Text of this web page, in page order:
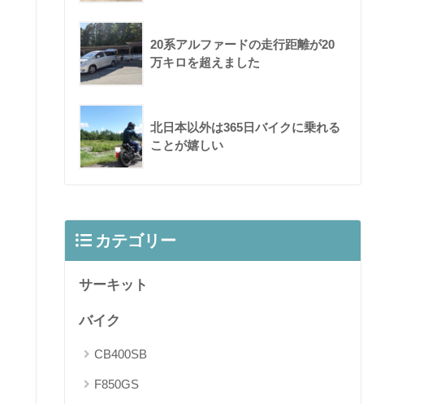
20系アルファードの走行距離が20
万キロを超えました
北日本以外は365日バイクに乗れる
ことが嬉しい
カテゴリー
サーキット
バイク
CB400SB
F850GS